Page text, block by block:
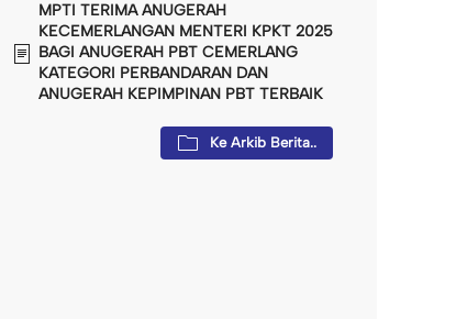
MPTI TERIMA ANUGERAH
KECEMERLANGAN MENTERI KPKT 2025
BAGI ANUGERAH PBT CEMERLANG
KATEGORI PERBANDARAN DAN
ANUGERAH KEPIMPINAN PBT TERBAIK
Ke Arkib Berita..